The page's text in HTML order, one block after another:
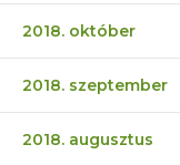
2018. október
2018. szeptember
2018. augusztus